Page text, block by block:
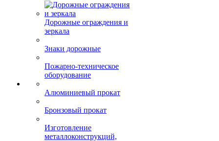
Судовая пиротехника
Фигуры сигнальные и
Дорожные ограждения и
зеркала
Знаки дорожные
Пожарно-техническое
Алюминиевый прокат